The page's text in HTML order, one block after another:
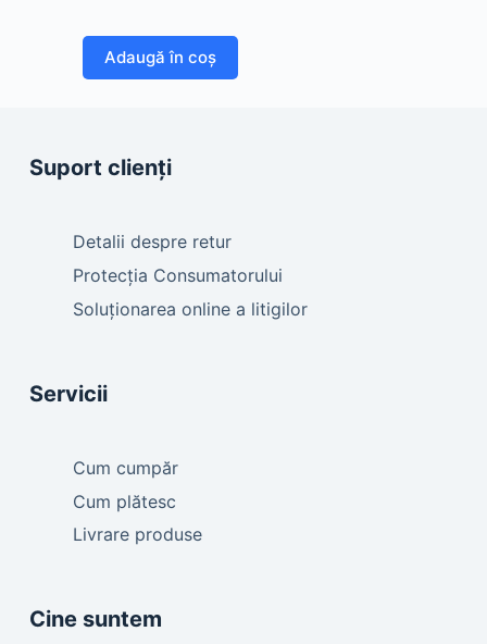
Adaugă în coș
Suport clienți
Detalii despre retur
Protecția Consumatorului
Soluționarea online a litigilor
Servicii
Cum cumpăr
Cum plătesc
Livrare produse
Cine suntem